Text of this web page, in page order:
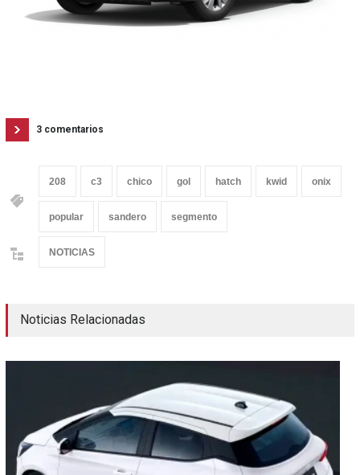
3 comentarios
208 c3 chico gol hatch kwid onix
popular sandero segmento
NOTICIAS
Noticias Relacionadas